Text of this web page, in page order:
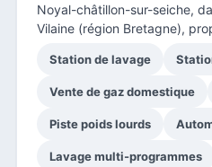
Noyal-châtillon-sur-seiche,
Vilaine (région Bretagne),
Station de lavage
Vente de gaz domestique
Piste poids lourds
Lavage multi-programmes